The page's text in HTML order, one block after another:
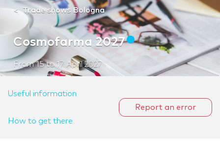
Trade shows Bologna
Cosmofarma 2027
From15to17 April 2027
Useful information
How to get there
Report an error